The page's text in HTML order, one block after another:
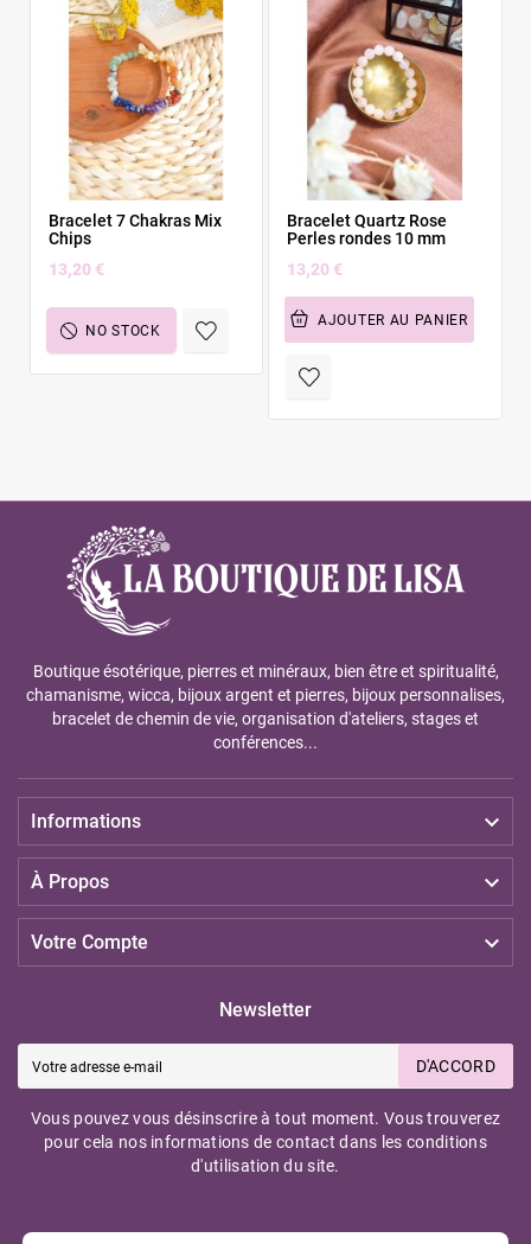
Bracelet 7 Chakras Mix
Chips
13,20 €
NO STOCK
Bracelet Quartz Rose
Perles rondes 10 mm
13,20 €
AJOUTER AU PANIER
Boutique ésotérique, pierres et minéraux, bien être et spiritualité,
chamanisme, wicca, bijoux argent et pierres, bijoux personnalises,
bracelet de chemin de vie, organisation d'ateliers, stages et
conférences...
Informations 
À Propos 
Votre Compte 
Newsletter
D'ACCORD
Vous pouvez vous désinscrire à tout moment. Vous trouverez
pour cela nos informations de contact dans les conditions
d'utilisation du site.